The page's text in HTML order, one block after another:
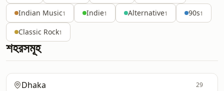
Indian Music1 Indie1 Alternative1 90s1
Classic Rock1
শহরসমূহ
Dhaka 29